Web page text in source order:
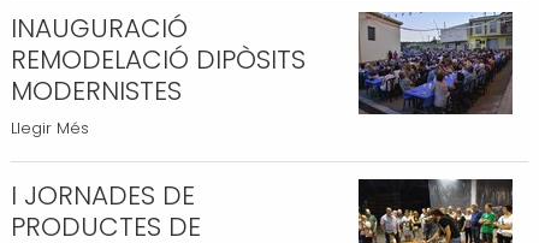
DE
LLEIDA
A
-
INAUGURACIÓ
REMODELACIÓ DIPÒSITS
MODERNISTES
INAUGURACIÓ
REMODELACIÓ
DIPÒSITS
MODERNISTES
Llegir Més
I JORNADES DE
PRODUCTES DE